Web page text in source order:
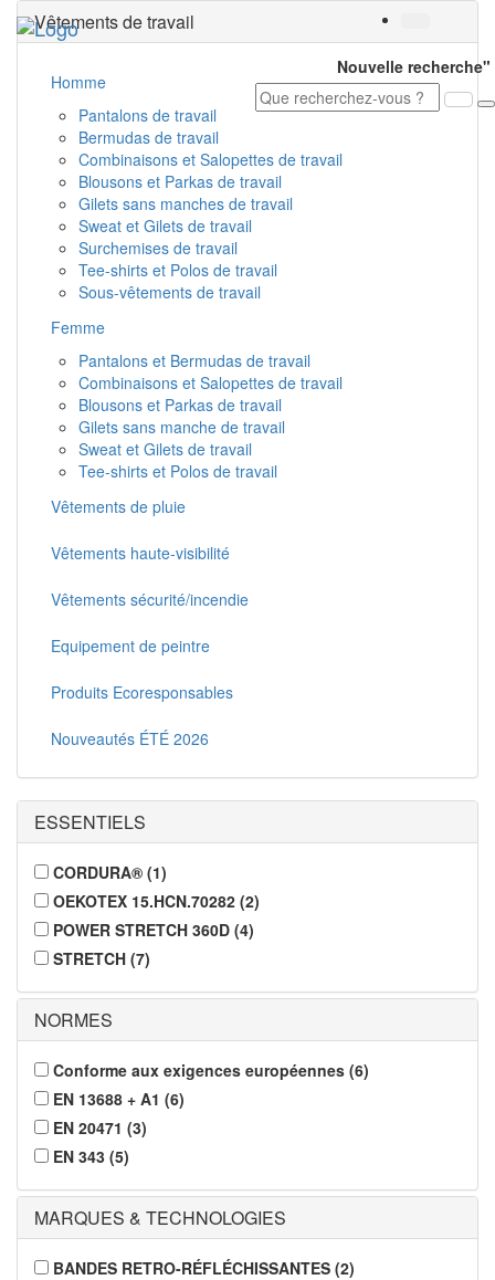
Nouvelle recherche"
Vêtements de travail
Homme
Pantalons de travail
Bermudas de travail
Combinaisons et Salopettes de travail
Blousons et Parkas de travail
Gilets sans manches de travail
Sweat et Gilets de travail
Surchemises de travail
Tee-shirts et Polos de travail
Sous-vêtements de travail
Femme
Pantalons et Bermudas de travail
Combinaisons et Salopettes de travail
Blousons et Parkas de travail
Gilets sans manche de travail
Sweat et Gilets de travail
Tee-shirts et Polos de travail
Vêtements de pluie
Vêtements haute-visibilité
Vêtements sécurité/incendie
Equipement de peintre
Produits Ecoresponsables
Nouveautés ÉTÉ 2026
ESSENTIELS
CORDURA® (1)
OEKOTEX 15.HCN.70282 (2)
POWER STRETCH 360D (4)
STRETCH (7)
NORMES
Conforme aux exigences européennes (6)
EN 13688 + A1 (6)
EN 20471 (3)
EN 343 (5)
MARQUES & TECHNOLOGIES
BANDES RETRO-RÉFLÉCHISSANTES (2)